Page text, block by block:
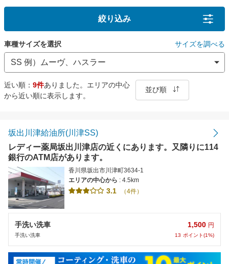
絞り込み
車種サイズを選択 サイズを調べる
近い順： 9件ありました。エリアの中心
から近い順に表示します。
並び順
評価の高い順
坂出川津給油所(川津SS)
レディー薬局坂出川津店の近くにあります。又隣りに114
銀行のATM店があります。
香川県坂出市川津町3634-1
エリアの中心から : 4.5km
3.1 （4件）
手洗い洗車
手洗い洗車
1,500 円
13 ポイント(1%)